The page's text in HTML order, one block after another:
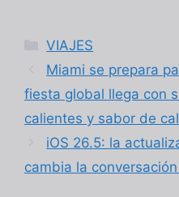
Categorías
VIAJES
Miami se prepara
fiesta global llega con
calientes y sabor de
iOS 26.5: la
cambia la